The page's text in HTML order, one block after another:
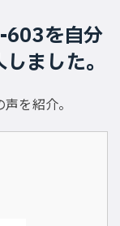
603を自分
ました。
を紹介。